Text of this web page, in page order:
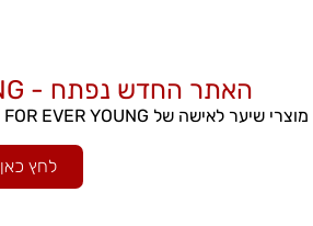
האתר החדש נפתח - FOR EVER YOUNG
מוצרי שיער לאישה של FOR EVER YOUNG ניתן לרכוש גם בהזמנה לבית הלקוח
לחץ כאן